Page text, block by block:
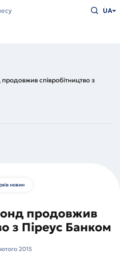
що
UA
співробітництво з
новин
продовжив
з Піреус Банком
2015